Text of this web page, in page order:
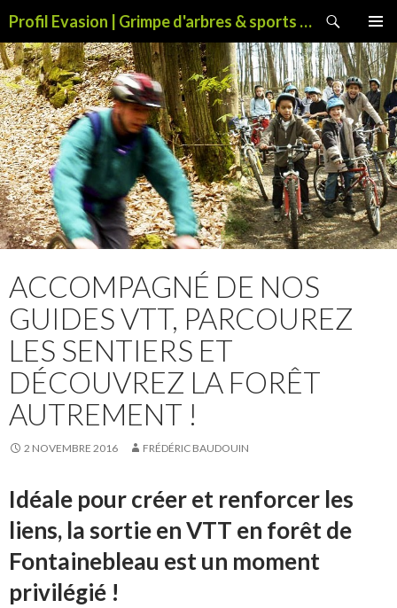
Profil Evasion | Grimpe d'arbres & sports de pleine nature
MENU
AU
CONTENU
ACCOMPAGNÉ DE NOS
GUIDES VTT, PARCOUREZ
LES SENTIERS ET
DÉCOUVREZ LA FORÊT
AUTREMENT !
2 NOVEMBRE 2016 FRÉDÉRIC BAUDOUIN
Idéale pour créer et renforcer les
liens, la sortie en VTT en forêt de
Fontainebleau est un moment
privilégié !